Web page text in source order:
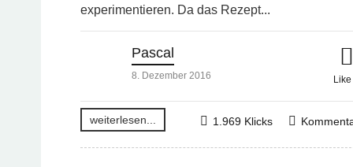
experimentieren. Da das Rezept...
Pascal
8. Dezember 2016 Like
weiterlesen... 1.969 Klicks